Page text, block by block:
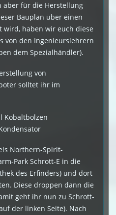
aber für die Herstellung
Bauplan über einen
wird, haben wir euch diese
von den Ingenieurslehrern
dem Spezialhändler).
von
solltet ihr im
Kobaltbolzen
Northern-Spirit-
Park Schrott-E in die
des Erfinders) und dort
Diese droppen dann die
geht ihr nun zu Schrott-
der linken Seite). Nach